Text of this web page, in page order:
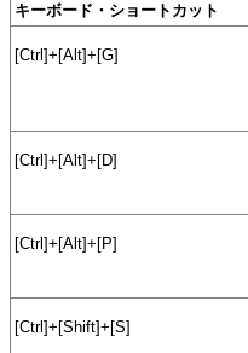
キーボード・ショートカット
[Ctrl]+[Alt]+[G]
[Ctrl]+[Alt]+[D]
[Ctrl]+[Alt]+[P]
[Ctrl]+[Shift]+[S]